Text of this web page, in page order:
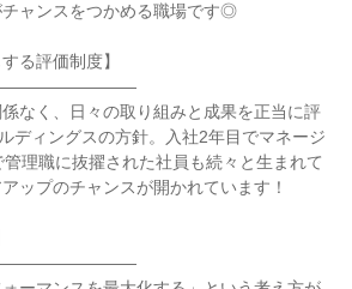
ャンスをつかめる職場です◎
る評価制度】
なく、日々の取り組みと成果を正当に評
ディングスの方針。入社2年目でマネージ
理職に抜擢された社員も続々と生まれて
ップのチャンスが開かれています！